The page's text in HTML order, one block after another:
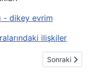
- dikey evrim
ilişkiler
ve yazım hataları
Sonraki
Sonraki